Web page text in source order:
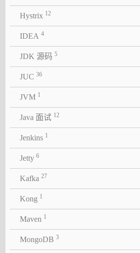
Hystrix 12
IDEA 4
JDK 源码 5
JUC 36
JVM 1
Java 面试 12
Jenkins 1
Jetty 6
Kafka 27
Kong 1
Maven 1
MongoDB 3